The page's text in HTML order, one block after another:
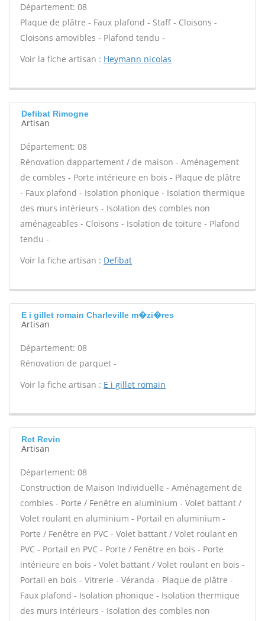
Département: 08
Plaque de plâtre - Faux plafond - Staff - Cloisons -
Cloisons amovibles - Plafond tendu -
Voir la fiche artisan : Heymann nicolas
Defibat Rimogne
Artisan
Département: 08
Rénovation dappartement / de maison - Aménagement
de combles - Porte intérieure en bois - Plaque de plâtre
- Faux plafond - Isolation phonique - Isolation thermique
des murs intérieurs - Isolation des combles non
aménageables - Cloisons - Isolation de toiture - Plafond
tendu -
Voir la fiche artisan : Defibat
E i gillet romain Charleville m�zi�res
Artisan
Département: 08
Rénovation de parquet -
Voir la fiche artisan : E i gillet romain
Rct Revin
Artisan
Département: 08
Construction de Maison Individuelle - Aménagement de
combles - Porte / Fenêtre en aluminium - Volet battant /
Volet roulant en aluminium - Portail en aluminium -
Porte / Fenêtre en PVC - Volet battant / Volet roulant en
PVC - Portail en PVC - Porte / Fenêtre en bois - Porte
intérieure en bois - Volet battant / Volet roulant en bois -
Portail en bois - Vitrerie - Véranda - Plaque de plâtre -
Faux plafond - Isolation phonique - Isolation thermique
des murs intérieurs - Isolation des combles non